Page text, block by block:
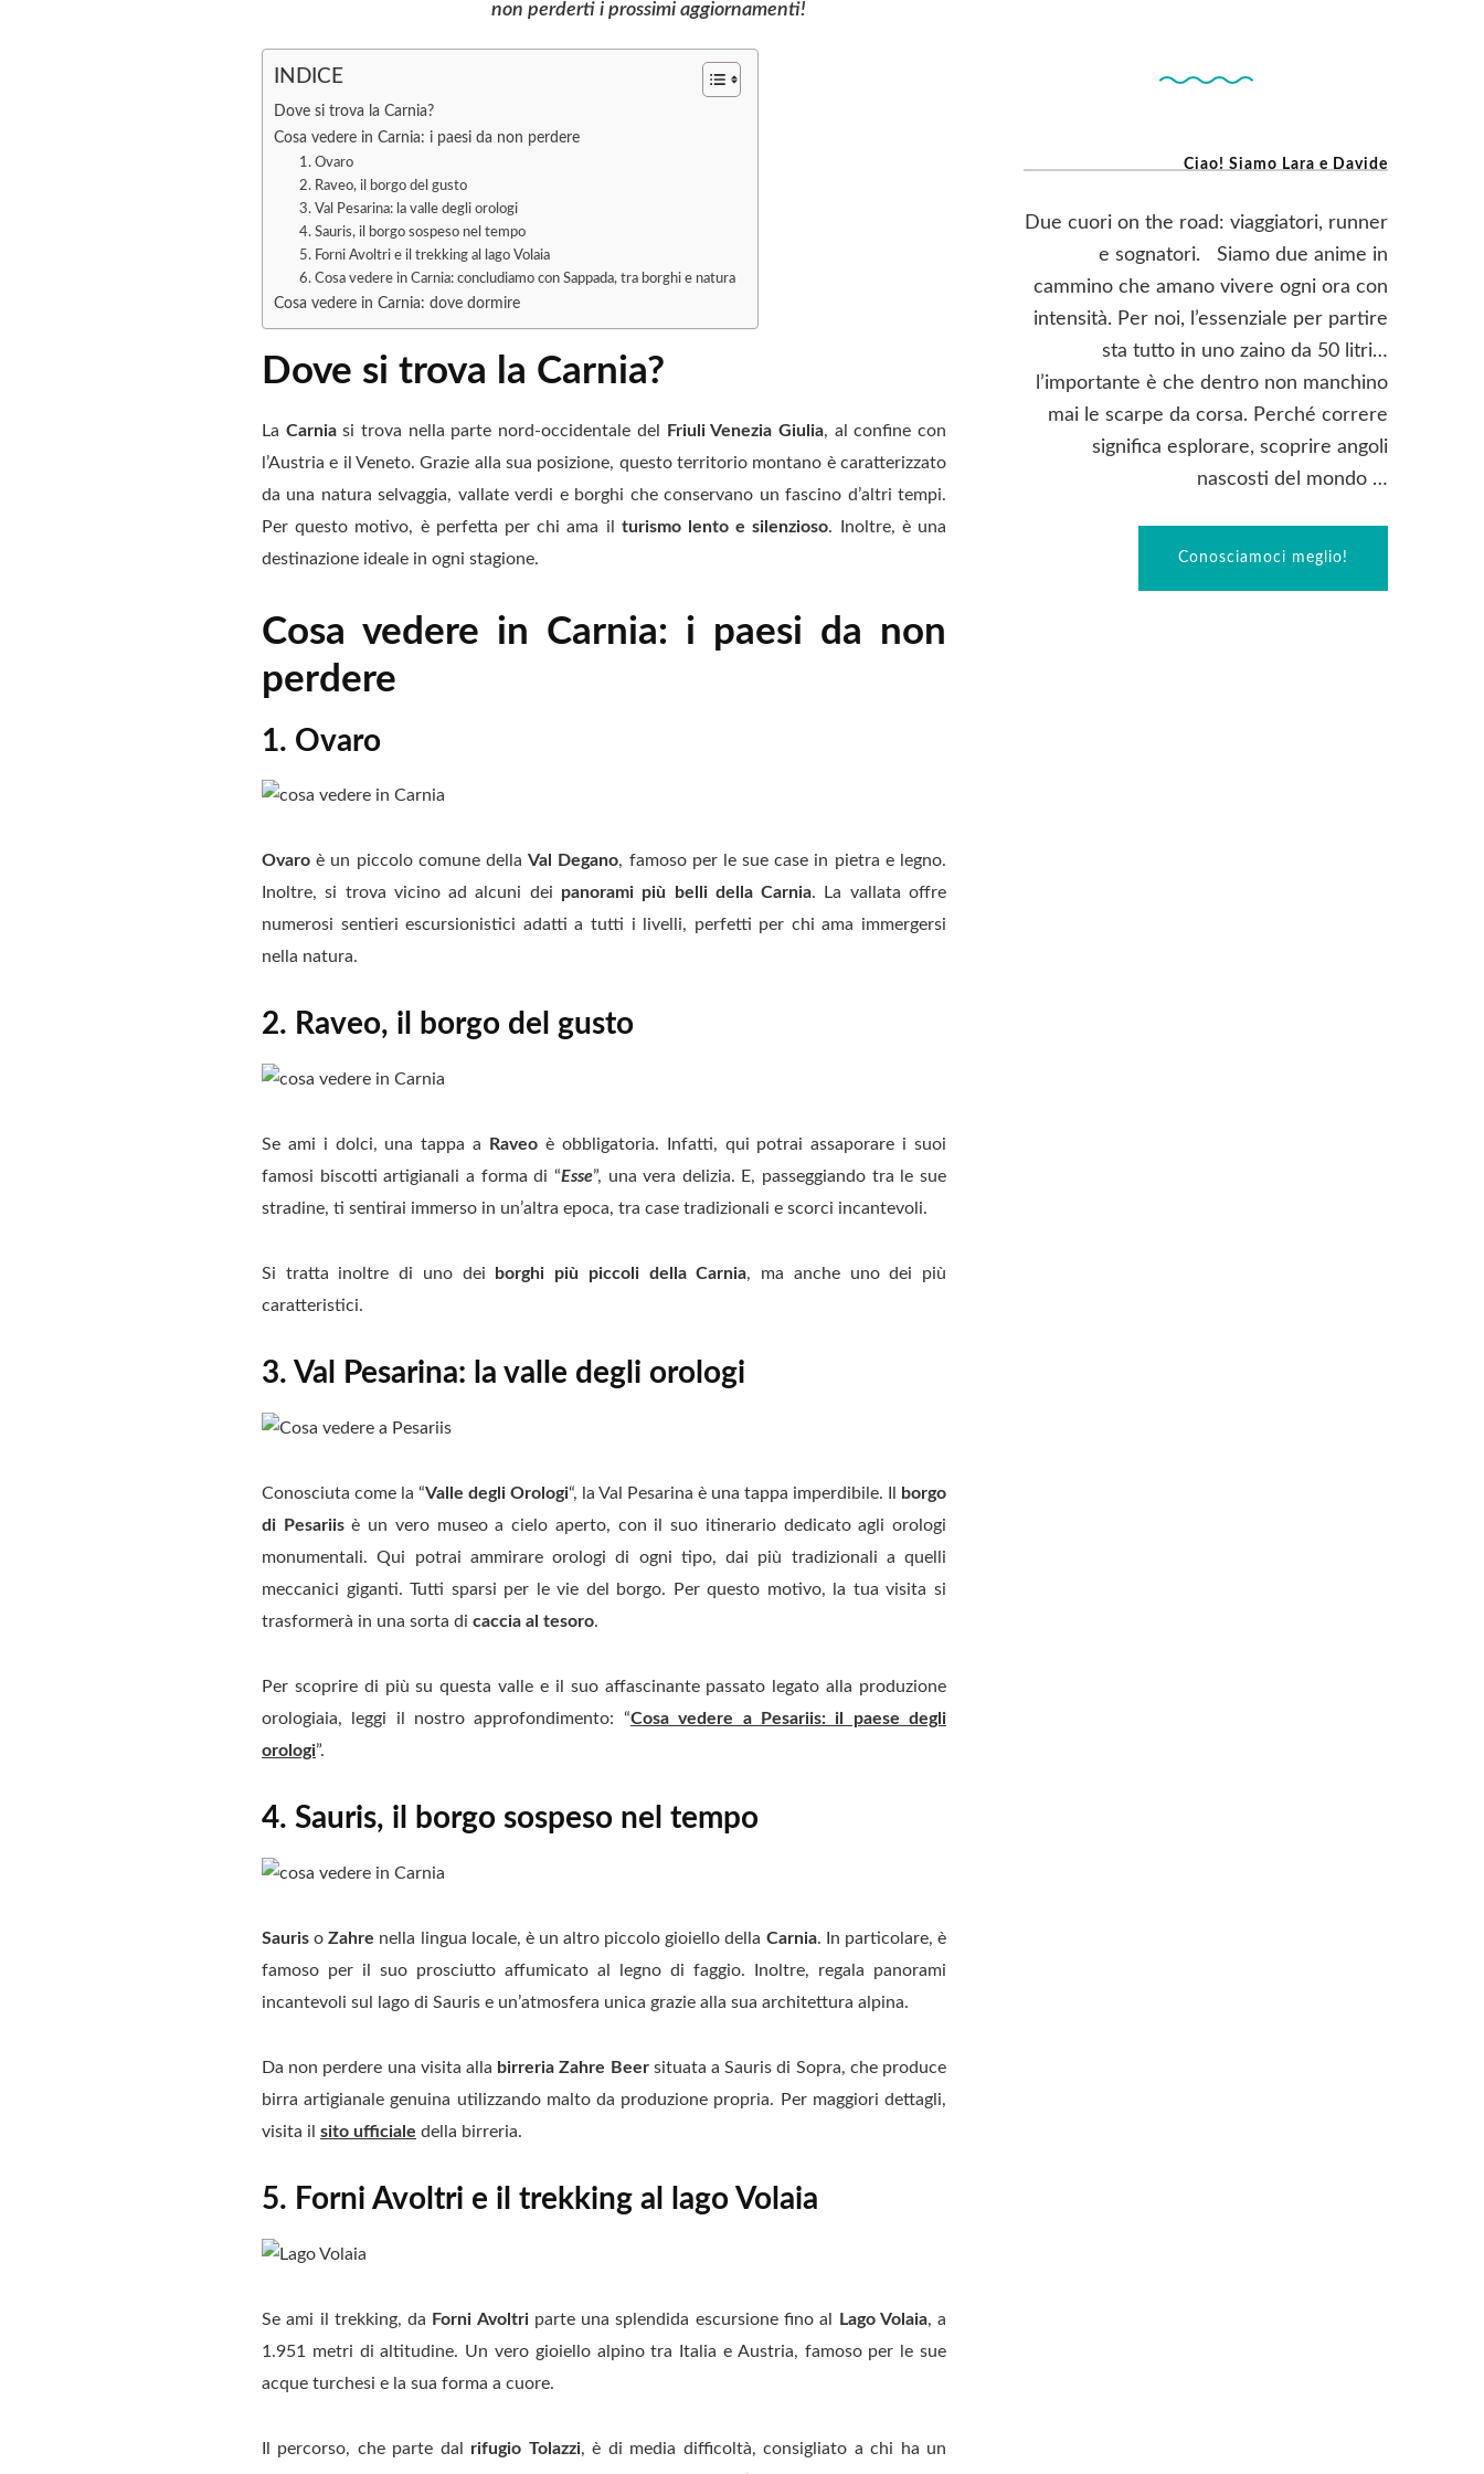
non perderti i prossimi aggiornamenti!
INDICE
Dove si trova la Carnia?
Cosa vedere in Carnia: i paesi da non perdere
1. Ovaro
2. Raveo, il borgo del gusto
3. Val Pesarina: la valle degli orologi
4. Sauris, il borgo sospeso nel tempo
5. Forni Avoltri e il trekking al lago Volaia
6. Cosa vedere in Carnia: concludiamo con Sappada, tra borghi e natura
Cosa vedere in Carnia: dove dormire
Dove si trova la Carnia?
La Carniasi trova nella parte nord-occidentale del Friuli Venezia Giulia, al confine con
l’Austria e il Veneto. Grazie alla sua posizione, questo territorio montano è caratterizzato
da una natura selvaggia, vallate verdi e borghi che conservano un fascino d’altri tempi.
Per questo motivo, è perfetta per chi ama il turismo lento e silenzioso. Inoltre, è una
destinazione ideale in ogni stagione.
Cosa vedere in Carnia: i paesi da non
perdere
1. Ovaro
Ovaro è un piccolo comune dellaVal Degano, famoso per le sue case in pietra e legno.
Inoltre, si trova vicino ad alcuni dei panorami più belli della Carnia. La vallata offre
numerosi sentieri escursionistici adatti a tutti i livelli, perfetti per chi ama immergersi
nella natura.
2. Raveo, il borgo del gusto
Se ami i dolci, una tappa a Raveo è obbligatoria. Infatti, qui potrai assaporare i suoi
famosi biscotti artigianali a forma di “Esse”, una vera delizia. E, passeggiando tra le sue
stradine, ti sentirai immerso in un’altra epoca, tra case tradizionali e scorci incantevoli.
Si tratta inoltre di uno dei borghi più piccoli della Carnia, ma anche uno dei più
caratteristici.
3. Val Pesarina: la valle degli orologi
Conosciuta come la “Valle degli Orologi“, la Val Pesarina è una tappa imperdibile. Il
borgo
di Pesariisè un vero museo a cielo aperto, con il suo itinerario dedicato agli orologi
monumentali. Qui potrai ammirare orologi di ogni tipo, dai più tradizionali a quelli
meccanici giganti. Tutti sparsi per le vie del borgo. Per questo motivo, la tua visita si
trasformerà in una sorta di caccia al tesoro.
Per scoprire di più su questa valle e il suo affascinante passato legato alla produzione
orologiaia, leggi il nostro approfondimento: “Cosa vedere a Pesariis: il paese degli
orologi”.
4. Sauris, il borgo sospeso nel tempo
Sauris oZahre nella lingua locale, è un altro piccolo gioiello della Carnia. In particolare, è
famoso per il suo prosciutto affumicato al legno di faggio. Inoltre, regala panorami
incantevoli sul lago di Sauris e un’atmosfera unica grazie alla sua architettura alpina.
Da non perdere una visita alla birreria Zahre Beersituata a Sauris di Sopra, che produce
birra artigianale genuina utilizzando malto da produzione propria. Per maggiori dettagli,
visita il sito ufficiale della birreria.
5. Forni Avoltri e il trekking al lago Volaia
Se ami il trekking, da Forni Avoltriparte una splendida escursione fino al Lago Volaia, a
1.951 metri di altitudine. Un vero gioiello alpino tra Italia e Austria, famoso per le sue
acque turchesi e la sua forma a cuore.
Il percorso, che parte dal rifugio Tolazzi, è di media difficoltà, consigliato a chi ha un
Ciao! Siamo Lara e Davide
Due cuori on the road: viaggiatori, runner
e sognatori. Siamo due anime in
cammino che amano vivere ogni ora con
intensità. Per noi, l’essenziale per partire
sta tutto in uno zaino da 50 litri…
l’importante è che dentro non manchino
mai le scarpe da corsa. Perché correre
significa esplorare, scoprire angoli
nascosti del mondo …
Conosciamoci meglio!